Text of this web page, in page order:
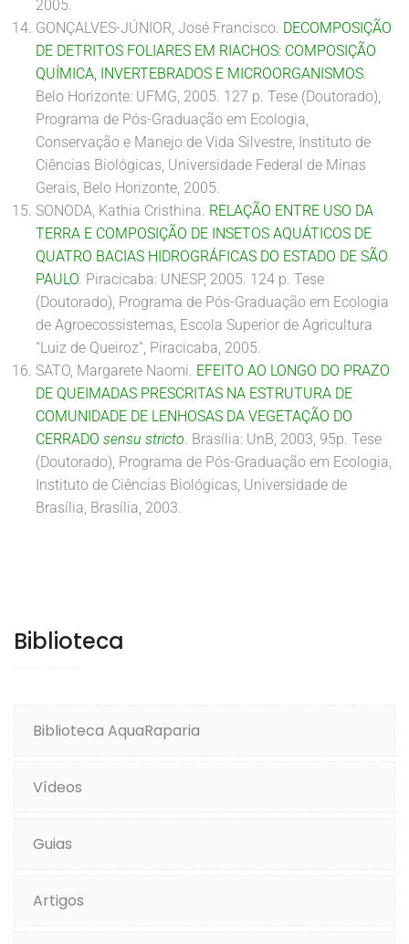
2005.
GONÇALVES-JÚNIOR, José Francisco. DECOMPOSIÇÃO
DE DETRITOS FOLIARES EM RIACHOS: COMPOSIÇÃO
QUÍMICA, INVERTEBRADOS E MICROORGANISMOS.
Belo Horizonte: UFMG, 2005. 127 p. Tese (Doutorado),
Programa de Pós-Graduação em Ecologia,
Conservação e Manejo de Vida Silvestre, Instituto de
Ciências Biológicas, Universidade Federal de Minas
Gerais, Belo Horizonte, 2005.
SONODA, Kathia Cristhina. RELAÇÃO ENTRE USO DA
TERRA E COMPOSIÇÃO DE INSETOS AQUÁTICOS DE
QUATRO BACIAS HIDROGRÁFICAS DO ESTADO DE SÃO
PAULO. Piracicaba: UNESP, 2005. 124 p. Tese
(Doutorado), Programa de Pós-Graduação em Ecologia
de Agroecossistemas, Escola Superior de Agricultura
“Luiz de Queiroz”, Piracicaba, 2005.
SATO, Margarete Naomi. EFEITO AO LONGO DO PRAZO
DE QUEIMADAS PRESCRITAS NA ESTRUTURA DE
COMUNIDADE DE LENHOSAS DA VEGETAÇÃO DO
CERRADO sensu stricto. Brasília: UnB, 2003, 95p. Tese
(Doutorado), Programa de Pós-Graduação em Ecologia,
Instituto de Ciências Biológicas, Universidade de
Brasília, Brasília, 2003.
Biblioteca
Biblioteca AquaRaparia
Vídeos
Guias
Artigos